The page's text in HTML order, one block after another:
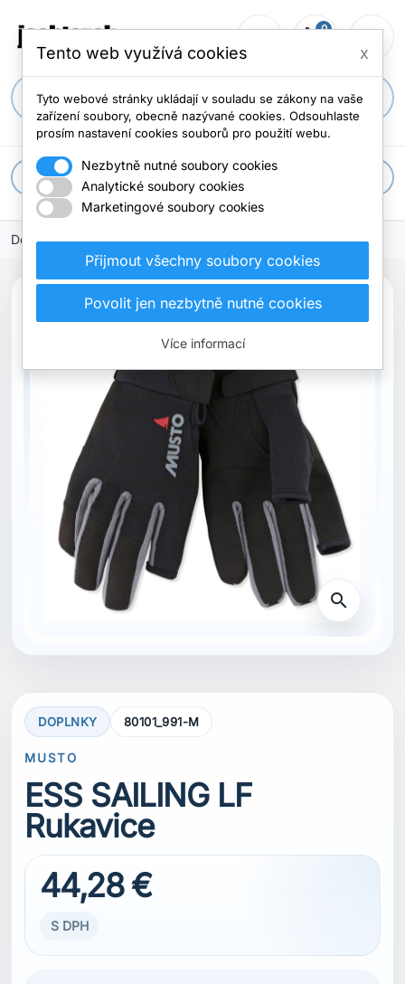
search
person_outline shopping_cart
0 menu
apps Všechny kategorie
Domů
search
DOPLNKY 80101_991-M
MUSTO
ESS SAILING LF
Rukavice
44,28 €
S DPH
Tento web využívá cookies x
Tyto webové stránky ukládají v souladu se zákony na vaše
zařízení soubory, obecně nazývané cookies. Odsouhlaste
prosím nastavení cookies souborů pro použití webu.
Nezbytně nutné soubory cookies
Analytické soubory cookies
Marketingové soubory cookies
Přijmout všechny soubory cookies
Povolit jen nezbytně nutné cookies
Více informací